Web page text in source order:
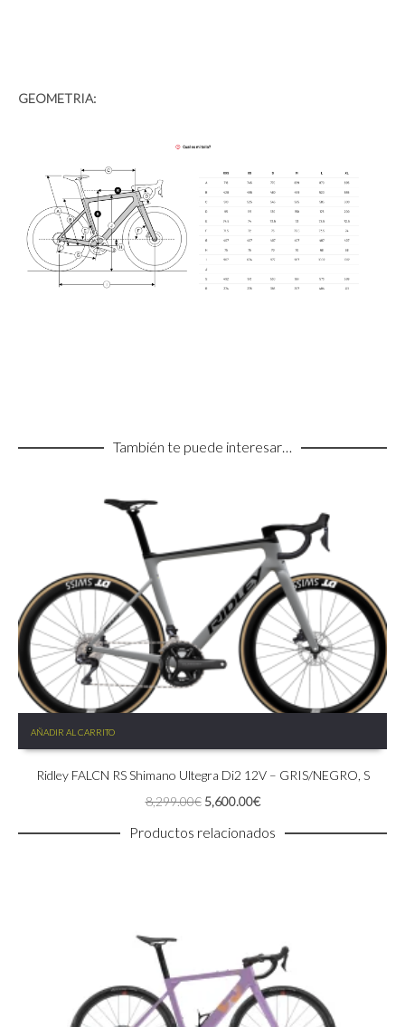
GEOMETRIA:
También te puede interesar…
AÑADIR AL CARRITO
Ridley FALCN RS Shimano Ultegra Di2 12V – GRIS/NEGRO, S
8,299.00€ El
original
5,600.00€El
actual
Productos relacionados